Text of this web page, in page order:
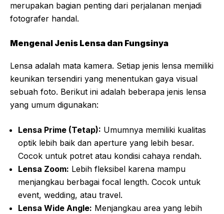
merupakan bagian penting dari perjalanan menjadi
fotografer handal.
Mengenal Jenis Lensa dan Fungsinya
Lensa adalah mata kamera. Setiap jenis lensa memiliki
keunikan tersendiri yang menentukan gaya visual
sebuah foto. Berikut ini adalah beberapa jenis lensa
yang umum digunakan:
Lensa Prime (Tetap): Umumnya memiliki kualitas
optik lebih baik dan aperture yang lebih besar.
Cocok untuk potret atau kondisi cahaya rendah.
Lensa Zoom: Lebih fleksibel karena mampu
menjangkau berbagai focal length. Cocok untuk
event, wedding, atau travel.
Lensa Wide Angle: Menjangkau area yang lebih